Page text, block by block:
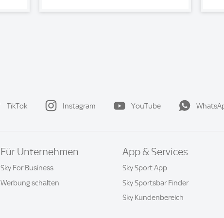
TikTok Instagram YouTube
Für Unternehmen
Sky For Business
Werbung schalten
App & Services
Sky Sport App
Sky Sportsbar Finder
Sky Kundenbereich